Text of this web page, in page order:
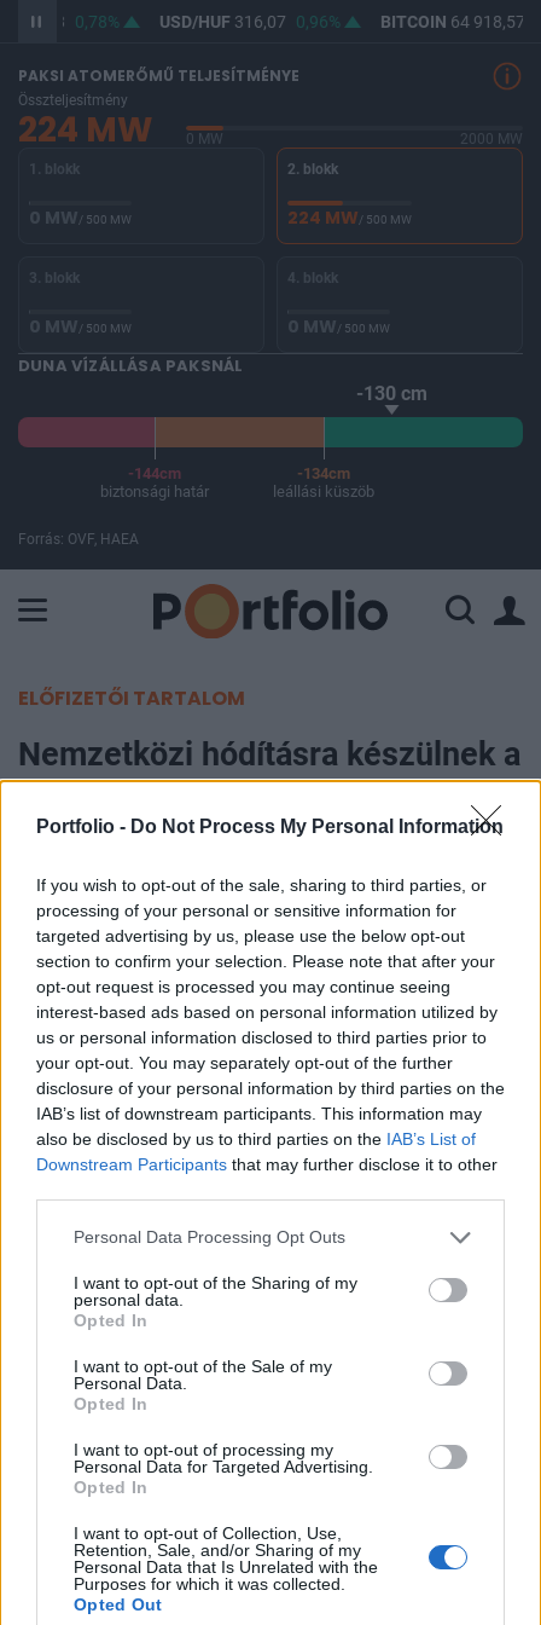
Portfolio - Do Not Process My Personal Information
If you wish to opt-out of the sale, sharing to third parties, or
processing of your personal or sensitive information for
targeted advertising by us, please use the below opt-out
section to confirm your selection. Please note that after your
opt-out request is processed you may continue seeing
interest-based ads based on personal information utilized by
us or personal information disclosed to third parties prior to
your opt-out. You may separately opt-out of the further
disclosure of your personal information by third parties on the
IAB’s list of downstream participants. This information may
also be disclosed by us to third parties on the IAB’s List of
Downstream Participants that may further disclose it to other
Personal Data Processing Opt Outs
I want to opt-out of the Sharing of my
personal data.
Opted In
I want to opt-out of the Sale of my
Personal Data.
Opted In
I want to opt-out of processing my
Personal Data for Targeted Advertising.
Opted In
I want to opt-out of Collection, Use,
Retention, Sale, and/or Sharing of my
Personal Data that Is Unrelated with the
Purposes for which it was collected.
Opted Out
364,53 0,78% USD/HUF 316,07 0,96% BITCOIN 64 918,57
PAKSI ATOMERŐMŰ TELJESÍTMÉNYE
Összteljesítmény
224 MW 0 MW
2000 MW
1. blokk
0 MW/ 500 MW
2. blokk
224 MW/ 500 MW
3. blokk
0 MW/ 500 MW
4. blokk
0 MW/ 500 MW
DUNA VÍZÁLLÁSA PAKSNÁL
-130 cm
-144cm
biztonsági határ
-134cm
leállási küszöb
Forrás: OVF, HAEA
ELŐFIZETŐI TARTALOM
Nemzetközi hódításra készülnek a
francia bankok
2016. február 23. 08:57
Az európai versenytársaikkal ellentétben a francia
bankok nem leépítésekre és konszolidációra
készülnek, hanem növelni akarják a piaci
részesedésüket és fenntartani a szolgáltatásaik
széles palettáját. A stratégiát támogatják a
hosszú távú befektetők és a hazai környezet, a
piac viszont nem- írja a Reuters.
költségeik csökkentésével és a konszolidációval, a francia
hitelintézetek szerint itt az ideje terjeszkedni. Az
úgynevezett univerzális banki modell mellett való kitartás
eddig viszont nem nyerte meg a piac tetszését, a három
legnagyobb francia bank, a BNP Paribas...
KEDVES OLVASÓNK!
A keresett cikk a portfolio.hu hírarchívumához
regisztrációhoz kötött.
Az előfizetés a következőket tartalmazza:
Portfolio.hu teljes cikkarchívum